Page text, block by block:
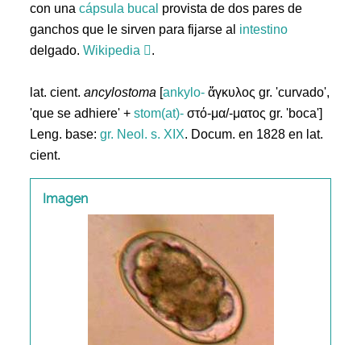
con unacápsula bucal provista de dos pares de
ganchos que le sirven para fijarse al intestino
delgado.Wikipedia .
lat. cient.ancylostoma [ankylo- ἄγκυλος gr. 'curvado',
'que se adhiere' +stom(at)- στό-μα/-ματος gr. 'boca']
Leng. base:gr. Neol. s. XIX. Docum. en 1828 en lat.
cient.
Imagen